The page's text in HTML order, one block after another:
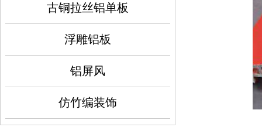
古铜拉丝铝单板
浮雕铝板
铝屏风
仿竹编装饰